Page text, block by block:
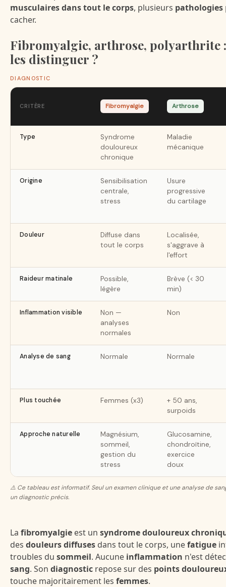
musculaires dans tout le corps, plusieurs pathologies
cacher.
Fibromyalgie, arthrose, polyarthrite
les distinguer ?
DIAGNOSTIC
CRITÈRE Fibromyalgie Arthrose
Type
Syndrome
douloureux
chronique
Maladie
mécanique
Origine
Sensibilisation
centrale,
stress
Usure
progressive
du cartilage
Douleur
Diffuse dans
tout le corps
Localisée,
s'aggrave à
l'effort
Raideur matinale
Possible,
légère
Brève (< 30
min)
Inflammation visible
Non —
analyses
normales
Non
Analyse de sang Normale Normale
Plus touchée Femmes (x3)
+ 50 ans,
surpoids
Approche naturelle
Magnésium,
sommeil,
gestion du
stress
Glucosamine,
chondroïtine,
exercice
doux
⚠️ Ce tableau est informatif. Seul un examen clinique et une analyse de
un diagnostic précis.
La fibromyalgie est un syndrome douloureux
des douleurs diffuses dans tout le corps, unefatigue
troubles du sommeil. Aucune inflammation n'est
sang. Son diagnostic repose sur des points
touche majoritairement les femmes.